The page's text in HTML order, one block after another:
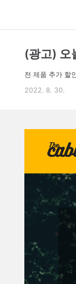
(광고) 오
전 제품 추가 할
2022. 8. 30.